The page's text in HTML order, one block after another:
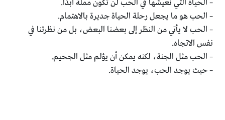
– الحياة التي نعيشها في الحب لن تكون مملة أبدًا.
– الحب هو ما يجعل رحلة الحياة جديرة بالاهتمام.
– الحب لا يأتي من النظر إلى بعضنا البعض، بل من نظرتنا في
نفس الاتجاه.
– الحب مثل الجنة، لكنه يمكن أن يؤلم مثل الجحيم.
– حيث يوجد الحب، يوجد الحياة.